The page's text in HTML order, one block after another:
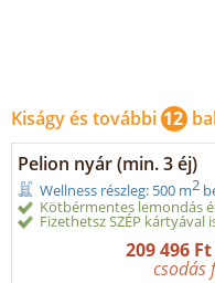
Kiságy és további 12
Pelion nyár (min. 3 éj)
Wellness részleg: 500 m2
Kötbérmentes lemondás
Fizethetsz SZÉP kártyával
209 496
csodás